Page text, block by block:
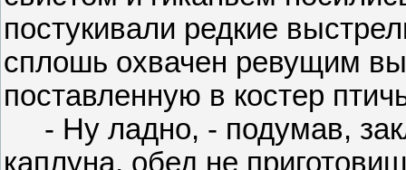
постукивали редкие
сплошь охвачен ревущим
поставленную в костер
- Ну ладно, - подумав,
каплуна, обед не